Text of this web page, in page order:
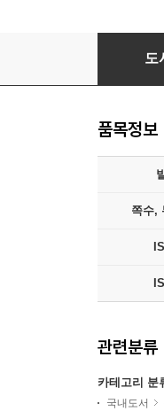
이름을 훔
도
품목정보
쪽수,
관련분류
카테고리 분
국내도서